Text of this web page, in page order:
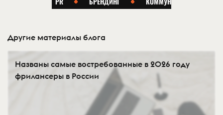
Другие материалы блога
Названы самые востребованные в 2026 году
фрилансеры в России